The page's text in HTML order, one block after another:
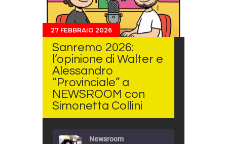
27 FEBBRAIO 2026
Sanremo 2026:
l’opinione di Walter e
Alessandro
“Provinciale” a
NEWSROOM con
Simonetta Collini
Newsroom